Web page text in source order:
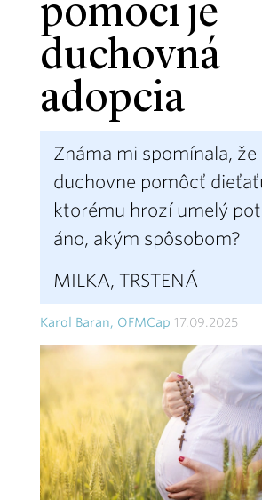
pomoci je
duchovná
adopcia
Známa mi spomínala, že
duchovne pomôcť
ktorému hrozí umelý
áno, akým spôsobom?
MILKA, TRSTENÁ
Karol Baran, OFMCap 17.09.2025